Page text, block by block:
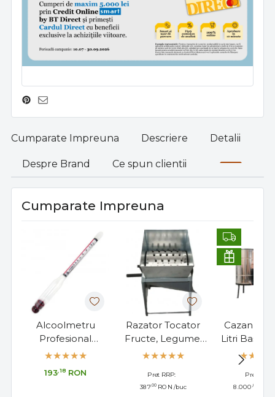
Cumparate Impreuna Descriere Detalii
Despre Brand Ce spun clientii
Cumparate Impreuna
Alcoolmetru
Profesional
Cartier/Lussac 0-
France, 17cm
193,18 RON
Razator Tocator
Fructe, Legume,
Manual 5 Kg
Pret RRP:
387,00 RON /buc
Cazan
Litri
Pret RRP:
8.000,00